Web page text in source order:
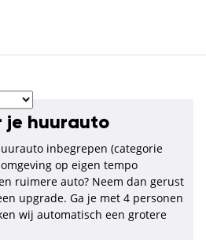
je huurauto
inbegrepen (categorie
op eigen tempo
ruimere auto? Neem dan gerust
upgrade. Ga je met 4 personen
wij automatisch een grotere